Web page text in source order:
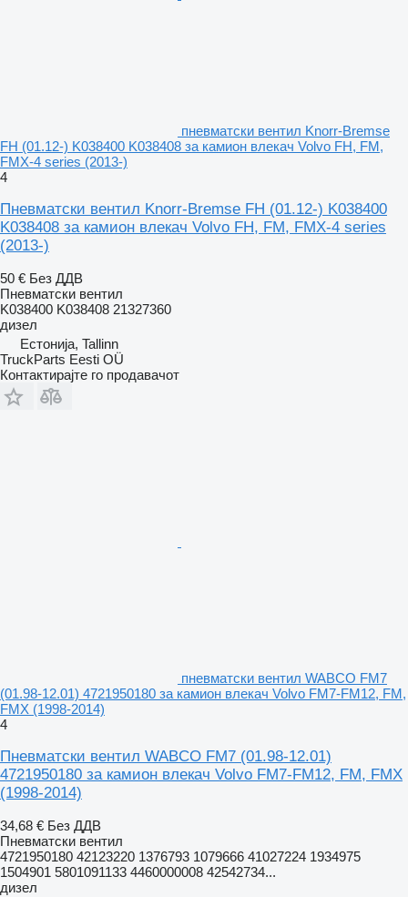
пневматски вентил Knorr-Bremse
FH (01.12-) K038400 K038408 за камион влекач Volvo FH, FM,
FMX-4 series (2013-)
4
Пневматски вентил Knorr-Bremse FH (01.12-) K038400
K038408 за камион влекач Volvo FH, FM, FMX-4 series
(2013-)
50 € Без ДДВ
Пневматски вентил
K038400 K038408 21327360
дизел
Естонија, Tallinn
TruckParts Eesti OÜ
Контактирајте го продавачот
пневматски вентил WABCO FM7
(01.98-12.01) 4721950180 за камион влекач Volvo FM7-FM12, FM,
FMX (1998-2014)
4
Пневматски вентил WABCO FM7 (01.98-12.01)
4721950180 за камион влекач Volvo FM7-FM12, FM, FMX
(1998-2014)
34,68 € Без ДДВ
Пневматски вентил
4721950180 42123220 1376793 1079666 41027224 1934975
1504901 5801091133 4460000008 42542734...
дизел